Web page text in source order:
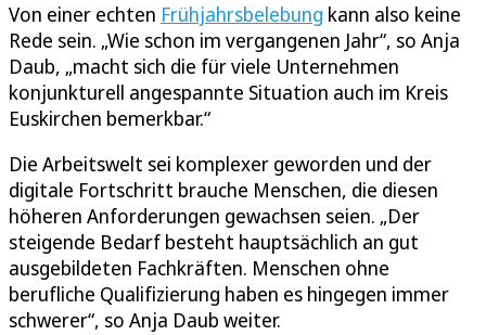
Von einer echten Frühjahrsbelebung kann also keine
Rede sein. „Wie schon im vergangenen Jahr“, so Anja
Daub, „macht sich die für viele Unternehmen
konjunkturell angespannte Situation auch im Kreis
Euskirchen bemerkbar.“
Die Arbeitswelt sei komplexer geworden und der
digitale Fortschritt brauche Menschen, die diesen
höheren Anforderungen gewachsen seien. „Der
steigende Bedarf besteht hauptsächlich an gut
ausgebildeten Fachkräften. Menschen ohne
berufliche Qualifizierung haben es hingegen immer
schwerer“, so Anja Daub weiter.